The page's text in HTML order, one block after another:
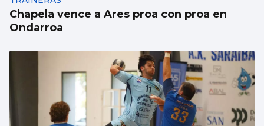
Chapela vence a Ares proa con proa en
Ondarroa